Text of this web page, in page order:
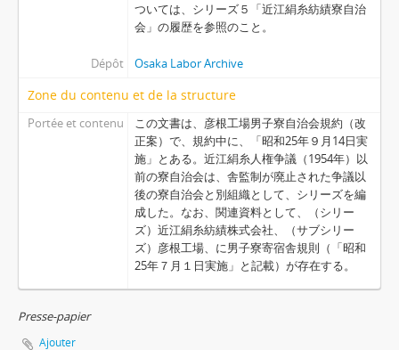
ついては、シリーズ５「近江絹糸紡績寮自治
会」の履歴を参照のこと。
Dépôt Osaka Labor Archive
Zone du contenu et de la structure
Portée et contenu
この文書は、彦根工場男子寮自治会規約（改
正案）で、規約中に、「昭和25年９月14日実
施」とある。近江絹糸人権争議（1954年）以
前の寮自治会は、舎監制が廃止された争議以
後の寮自治会と別組織として、シリーズを編
成した。なお、関連資料として、（シリー
ズ）近江絹糸紡績株式会社、（サブシリー
ズ）彦根工場、に男子寮寄宿舎規則（「昭和
25年７月１日実施」と記載）が存在する。
Presse-papier
Ajouter